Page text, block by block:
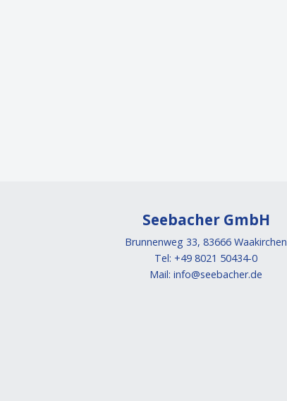
Seebacher GmbH
Brunnenweg 33, 83666 Waakirchen
Tel: +49 8021 50434-0
Mail: info@seebacher.de